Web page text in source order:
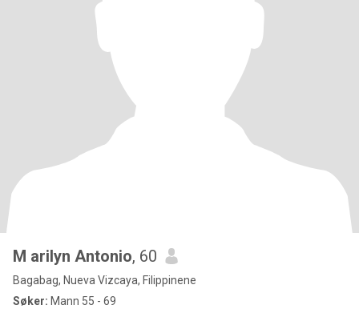
M arilyn Antonio, 60
Bagabag, Nueva Vizcaya, Filippinene
Søker: Mann 55 - 69